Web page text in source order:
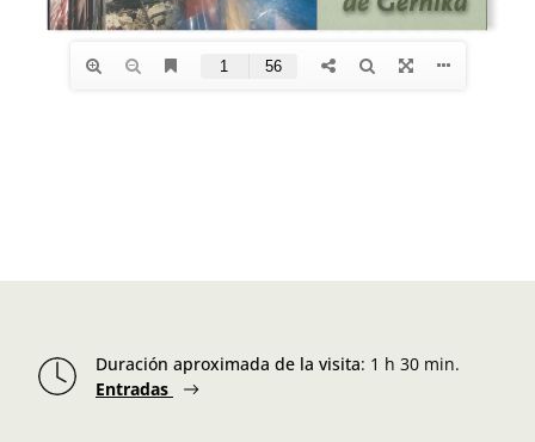
Duración aproximada de la visita: 1 h 30 min.
Entradas